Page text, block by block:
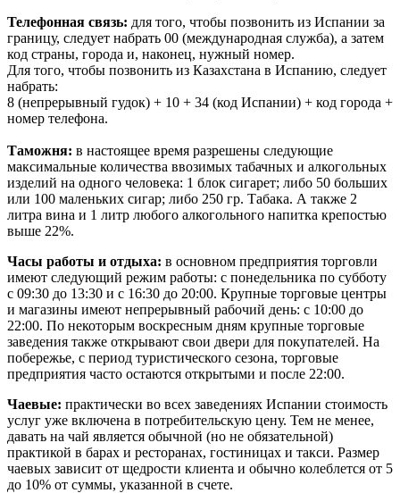
Телефонная связь: для того, чтобы позвонить из Испании за
границу, следует набрать 00 (международная служба), а затем
код страны, города и, наконец, нужный номер.
Для того, чтобы позвонить из Казахстана в Испанию, следует
набрать:
8 (непрерывный гудок) + 10 + 34 (код Испании) + код города +
номер телефона.
Таможня: в настоящее время разрешены следующие
максимальные количества ввозимых табачных и алкогольных
изделий на одного человека: 1 блок сигарет; либо 50 больших
или 100 маленьких сигар; либо 250 гр. Табака. А также 2
литра вина и 1 литр любого алкогольного напитка крепостью
выше 22%.
Часы работы и отдыха: в основном предприятия торговли
имеют следующий режим работы: с понедельника по субботу
с 09:30 до 13:30 и с 16:30 до 20:00. Крупные торговые центры
и магазины имеют непрерывный рабочий день: с 10:00 до
22:00. По некоторым воскресным дням крупные торговые
заведения также открывают свои двери для покупателей. На
побережье, с период туристического сезона, торговые
предприятия часто остаются открытыми и после 22:00.
Чаевые: практически во всех заведениях Испании стоимость
услуг уже включена в потребительскую цену. Тем не менее,
давать на чай является обычной (но не обязательной)
практикой в барах и ресторанах, гостиницах и такси. Размер
чаевых зависит от щедрости клиента и обычно колеблется от 5
до 10% от суммы, указанной в счете.